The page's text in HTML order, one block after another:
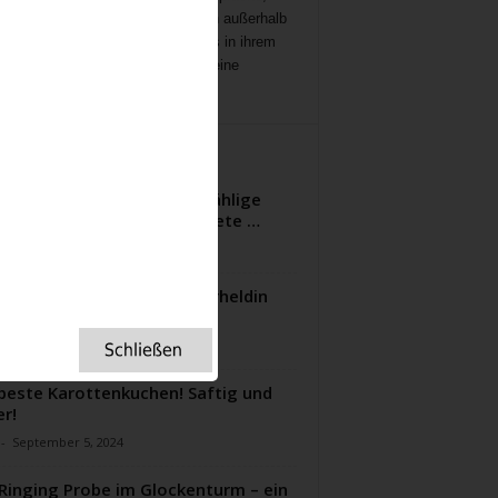
mit Menschen außerhalb
die aber Besonderes in ihrem
geleistet haben, Menschen, die eine
das genügsame Moos unzählige
in England rettete …
Nightingale: Die Superheldin
Karottenkuchen! Saftig und
- September 5, 2024
Probe im Glockenturm – ein